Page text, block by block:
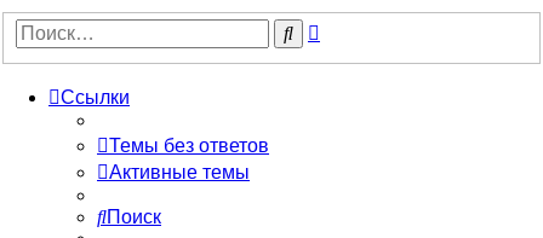
Поиск
Ссылки
Темы без ответов
Активные темы
Поиск